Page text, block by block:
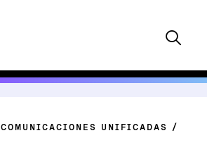
COMUNICACIONES UNIFICADAS